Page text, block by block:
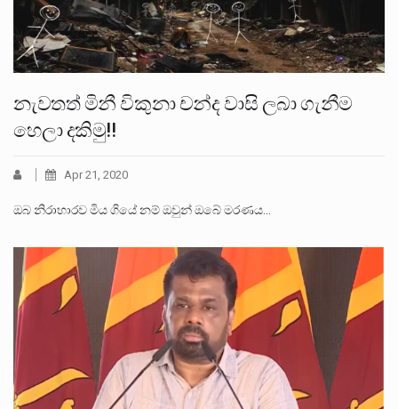
නැවතත් මිනී විකුනා චන්ද වාසි ලබා ගැනීම
හෙලා දකිමු!!
Apr 21, 2020
ඔබ නිරාහාරව මිය ගියේ නම් ඔවුන් ඔබේ මරණය…